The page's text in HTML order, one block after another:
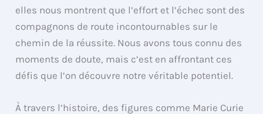
elles nous montrent que l’effort et l’échec sont des
compagnons de route incontournables sur le
chemin de la réussite. Nous avons tous connu des
moments de doute, mais c’est en affrontant ces
défis que l’on découvre notre véritable potentiel.
À travers l’histoire, des figures comme Marie Curie